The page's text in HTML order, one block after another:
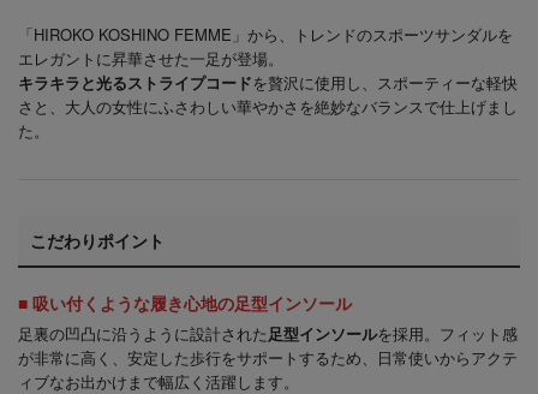
「HIROKO KOSHINO FEMME」から、トレンドのスポーツサンダルを
エレガントに昇華させた一足が登場。
キラキラと光るストライプコードを贅沢に使用し、スポーティーな軽快
さと、大人の女性にふさわしい華やかさを絶妙なバランスで仕上げまし
た。
こだわりポイント
■ 吸い付くような履き心地の足型インソール
足裏の凹凸に沿うように設計された足型インソールを採用。フィット感
が非常に高く、安定した歩行をサポートするため、日常使いからアクテ
ィブなお出かけまで幅広く活躍します。